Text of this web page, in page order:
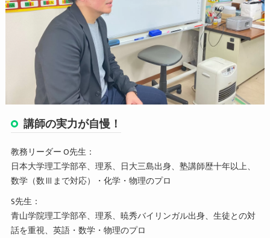
講師の実力が自慢！
教務リーダー O先生：
日本大学理工学部卒、理系、日大三島出身、塾講師歴十年以上、
数学（数Ⅲまで対応）・化学・物理のプロ
S先生：
青山学院理工学部卒、理系、暁秀バイリンガル出身、生徒との対
話を重視、英語・数学・物理のプロ